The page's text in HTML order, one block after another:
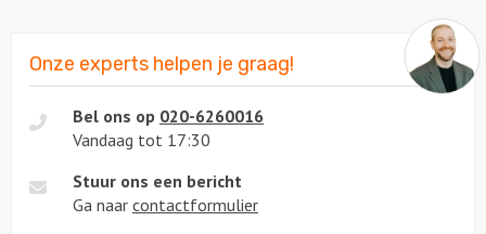
Onze experts helpen je graag!
Bel ons op 020-6260016
Vandaag tot 17:30
Stuur ons een bericht
Ga naar contactformulier